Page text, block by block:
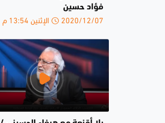
فؤاد حسين
2020/12/07 الإثنين 13:54 م